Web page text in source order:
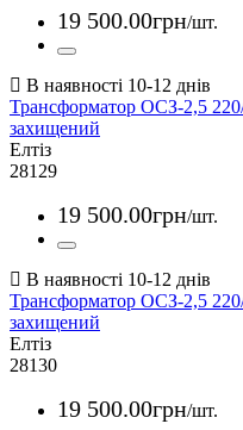
19 500.00грн/шт.
Трансформатор ОСЗ-2,5
захищений
Елтіз
28129
19 500.00грн/шт.
Трансформатор ОСЗ-2,5
захищений
Елтіз
28130
19 500.00грн/шт.